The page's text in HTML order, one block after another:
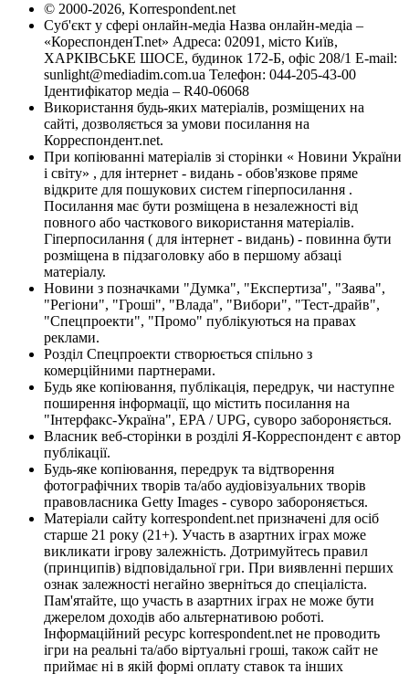
© 2000-2026, Korrespondent.net
Суб'єкт у сфері онлайн-медіа Назва онлайн-медіа –
«КореспонденТ.net» Адреса: 02091, місто Київ,
ХАРКІВСЬКЕ ШОСЕ, будинок 172-Б, офіс 208/1 E-mail:
sunlight@mediadim.com.ua Телефон: 044-205-43-00
Ідентифікатор медіа – R40-06068
Використання будь-яких матеріалів, розміщених на
сайті, дозволяється за умови посилання на
Корреспондент.net.
При копіюванні матеріалів зі сторінки « Новини України
і світу» , для інтернет - видань - обов'язкове пряме
відкрите для пошукових систем гіперпосилання .
Посилання має бути розміщена в незалежності від
повного або часткового використання матеріалів.
Гіперпосилання ( для інтернет - видань) - повинна бути
розміщена в підзаголовку або в першому абзаці
матеріалу.
Новини з позначками "Думка", "Експертиза", "Заява",
"Регіони", "Гроші", "Влада", "Вибори", "Тест-драйв",
"Спецпроекти", "Промо" публікуються на правах
реклами.
Розділ Спецпроекти створюється спільно з
комерційними партнерами.
Будь яке копіювання, публікація, передрук, чи наступне
поширення інформації, що містить посилання на
"Інтерфакс-Україна", EPA / UPG, суворо забороняється.
Власник веб-сторінки в розділі Я-Корреспондент є автор
публікації.
Будь-яке копіювання, передрук та відтворення
фотографічних творів та/або аудіовізуальних творів
правовласника Getty Images - суворо забороняється.
Матеріали сайту korrespondent.net призначені для осіб
старше 21 року (21+). Участь в азартних іграх може
викликати ігрову залежність. Дотримуйтесь правил
(принципів) відповідальної гри. При виявленні перших
ознак залежності негайно зверніться до спеціаліста.
Пам'ятайте, що участь в азартних іграх не може бути
джерелом доходів або альтернативою роботі.
Інформаційний ресурс korrespondent.net не проводить
ігри на реальні та/або віртуальні гроші, також сайт не
приймає ні в якій формі оплату ставок та інших